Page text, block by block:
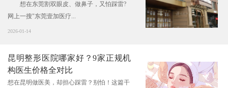
想在东莞割双眼皮、做鼻子，又怕踩雷?
网上一搜"东莞壹加医疗...
2026-01-14
昆明整形医院哪家好？9家正规机
构医生价格全对比
想在昆明做医美，却担心踩雷？别怕！这篇干